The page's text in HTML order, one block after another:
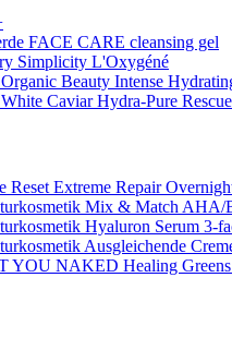
FACE CARE cleansing gel
Simplicity L'Oxygéné
Beauty Intense
Caviar Hydra-Pure
Reset Extreme Repair
Mix & Match
Hyaluron Serum 3-
Ausgleichende
YOU NAKED Healing Greens